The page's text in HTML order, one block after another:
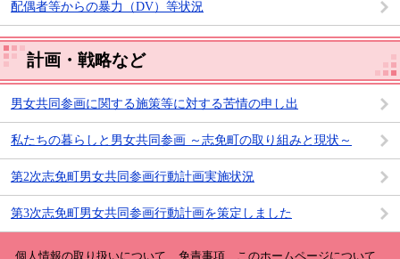
配偶者等からの暴力（DV）等状況
計画・戦略など
男女共同参画に関する施策等に対する苦情の申し出
私たちの暮らしと男女共同参画 ～志免町の取り組みと現状～
第2次志免町男女共同参画行動計画実施状況
第3次志免町男女共同参画行動計画を策定しました
個人情報の取り扱いについて 免責事項 このホームページについて